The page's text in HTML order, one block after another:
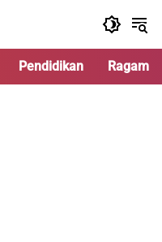
Pendidikan Ragam